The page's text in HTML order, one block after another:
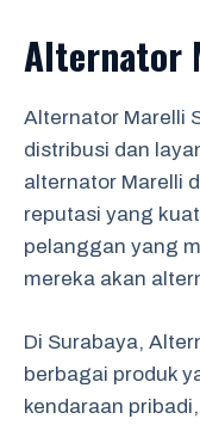
Alternator
Alternator Marelli
distribusi dan
alternator Marelli
reputasi yang
pelanggan yang
mereka akan
Di Surabaya,
berbagai produk
kendaraan